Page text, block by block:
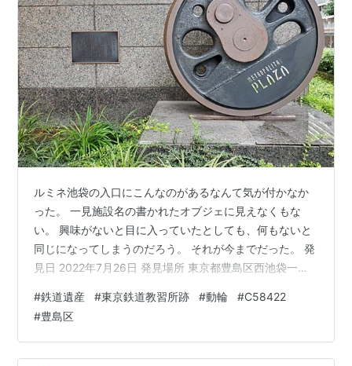
ルミネ池袋の入口にこんなのがあるなんて気が付かなか
った。 一見施設名の書かれたオブジェに見えなくもな
い。 興味がないと目に入っていたとしても、何もないと
同じになってしまうのだろう。 それが今までだった。 発
見日 2022年7月26日 発見場所 東京都豊島区西池袋一丁
名前が入っている。 1992年6月に、東武百貨店の増床と
共に「メトロポリタンプラザ」として開業。2010年4月
から、地下1階～10階のファッションフロアが「ルミネ池
袋」に改称している。 動輪の由来 ここはかつて東京鉄道
#鉄道遺産 #東京鉄道教習所跡 #動輪 #C58422
#豊島区